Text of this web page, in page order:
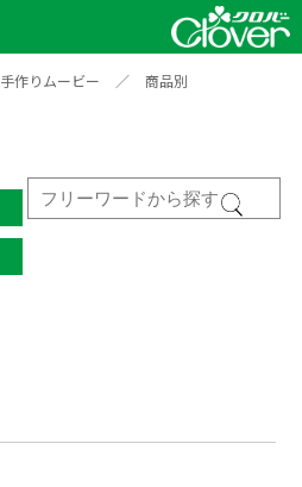
手作りムービー ／ 商品別